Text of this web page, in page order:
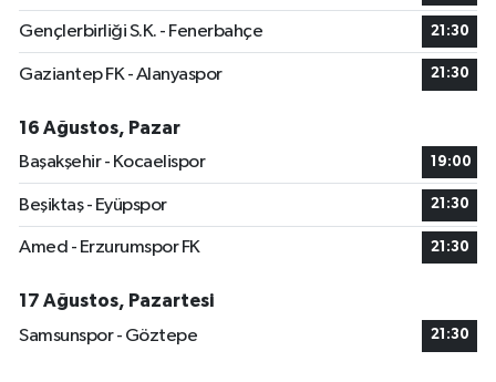
Gençlerbirliği S.K. - Fenerbahçe 21:30
Gaziantep FK - Alanyaspor 21:30
16 Ağustos, Pazar
Başakşehir - Kocaelispor
19:00
Beşiktaş - Eyüpspor 21:30
Amed - Erzurumspor FK 21:30
17 Ağustos, Pazartesi
Samsunspor - Göztepe
21:30